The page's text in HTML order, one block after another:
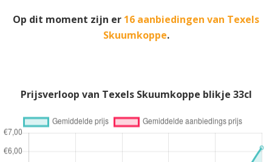
Op dit moment zijn er 16 aanbiedingen van Texels
Skuumkoppe.
Prijsverloop van Texels Skuumkoppe blikje 33cl